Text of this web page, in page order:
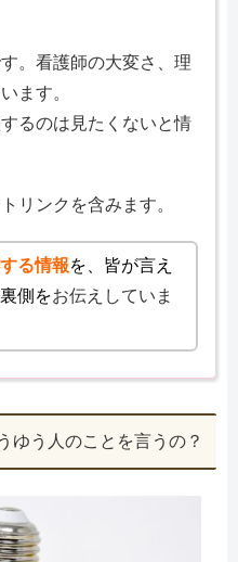
。看護師の大変さ、理
ます。
るのは見たくないと情
リンクを含みます。
る情報を、皆が言え
側をお伝えしていま
ゆう人のことを言うの？